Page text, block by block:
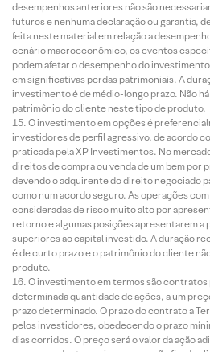
desempenhos anteriores não são
futuros e nenhuma declaração ou garantia,
feita neste material em relação a
cenário macroeconômico, os eventos
podem afetar o desempenho do
em significativas perdas patrimoniais. A
investimento é de médio-longo prazo. Não
patrimônio do cliente neste tipo de produto.
O investimento em opções é
investidores de perfil agressivo, de acordo
praticada pela XP Investimentos. No
direitos de compra ou venda de um bem por
devendo o adquirente do direito negociado
como num acordo seguro. As operações
consideradas de risco muito alto por
retorno e algumas posições apresentarem a
superiores ao capital investido. A duração
é de curto prazo e o patrimônio do cliente
produto.
O investimento em termos são contratos
determinada quantidade de ações, a um
prazo determinado. O prazo do contrato a
pelos investidores, obedecendo o prazo
dias corridos. O preço será o valor da ação